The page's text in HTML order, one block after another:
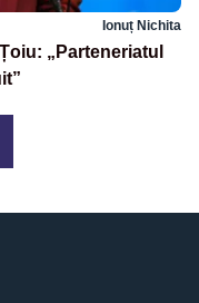
Ionuț Nichita
„Parteneriatul